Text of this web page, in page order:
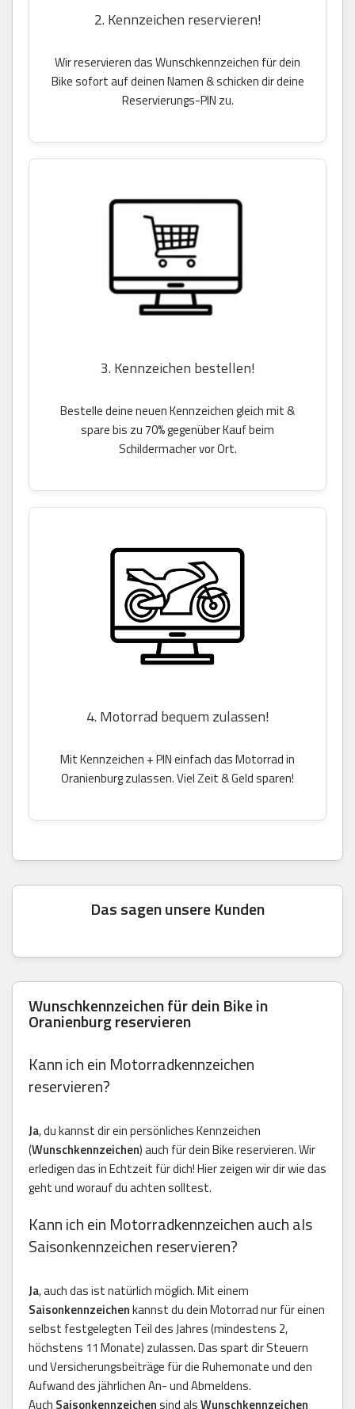
2. Kennzeichen reservieren!
Wir reservieren das Wunschkennzeichen für dein
Bike sofort auf deinen Namen & schicken dir deine
Reservierungs-PIN zu.
3. Kennzeichen bestellen!
Bestelle deine neuen Kennzeichen gleich mit &
spare bis zu 70% gegenüber Kauf beim
Schildermacher vor Ort.
4. Motorrad bequem zulassen!
Mit Kennzeichen + PIN einfach das Motorrad in
Oranienburg zulassen. Viel Zeit & Geld sparen!
Das sagen unsere Kunden
Wunschkennzeichen für dein Bike in
Oranienburg reservieren
Kann ich ein Motorradkennzeichen
reservieren?
Ja, du kannst dir ein persönliches Kennzeichen
(Wunschkennzeichen) auch für dein Bike reservieren. Wir
erledigen das in Echtzeit für dich! Hier zeigen wir dir wie das
geht und worauf du achten solltest.
Kann ich ein Motorradkennzeichen auch als
Saisonkennzeichen reservieren?
Ja, auch das ist natürlich möglich. Mit einem
Saisonkennzeichenkannst du dein Motorrad nur für einen
selbst festgelegten Teil des Jahres (mindestens 2,
höchstens 11 Monate) zulassen. Das spart dir Steuern
und Versicherungsbeiträge für die Ruhemonate und den
Aufwand des jährlichen An- und Abmeldens.
Auch Saisonkennzeichensind alsWunschkennzeichen